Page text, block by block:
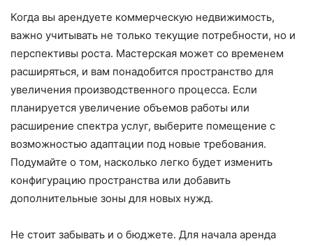
Когда вы арендуете коммерческую недвижимость,
важно учитывать не только текущие потребности, но и
перспективы роста. Мастерская может со временем
расширяться, и вам понадобится пространство для
увеличения производственного процесса. Если
планируется увеличение объемов работы или
расширение спектра услуг, выберите помещение с
возможностью адаптации под новые требования.
Подумайте о том, насколько легко будет изменить
конфигурацию пространства или добавить
дополнительные зоны для новых нужд.
Не стоит забывать и о бюджете. Для начала аренда